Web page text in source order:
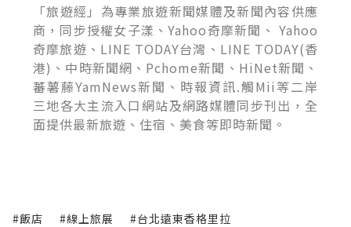
「旅遊經」為專業旅遊新聞媒體及新聞內容供應
商，同步授權女子漾、Yahoo奇摩新聞、 Yahoo
奇摩旅遊、LINE TODAY台灣、LINE TODAY(香
港)、中時新聞網、Pchome新聞、HiNet新聞、
蕃薯藤YamNews新聞、時報資訊.觸Mii等二岸
三地各大主流入口網站及網路媒體同步刊出，全
面提供最新旅遊、住宿、美食等即時新聞。
#飯店 #線上旅展 #台北遠東香格里拉